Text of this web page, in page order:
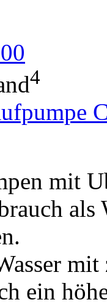
4
mit
als
ein